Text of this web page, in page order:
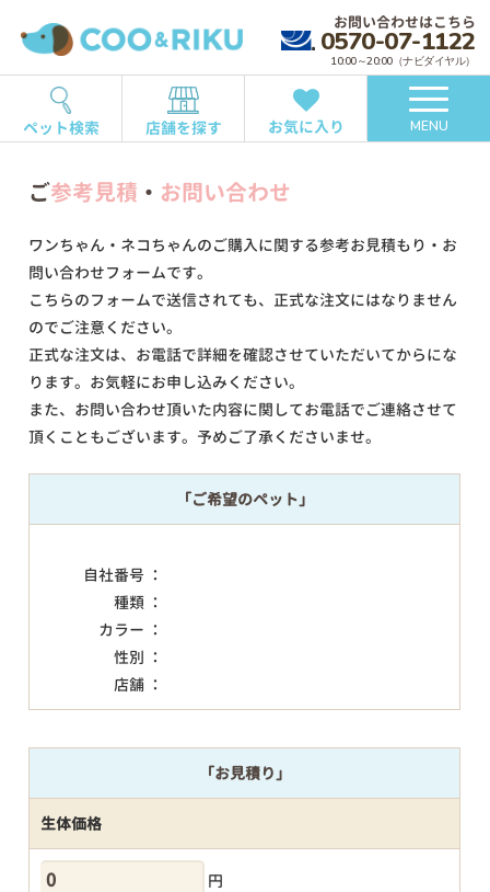
お問い合わせはこちら
0570-07-1122
10:00～20:00（ナビダイヤル）
ペット検索 店舗を探す お気に入り MENU
ご参考見積 ・ お問い合わせ
ワンちゃん・ネコちゃんのご購入に関する参考お見積もり・お
問い合わせフォームです。
こちらのフォームで送信されても、正式な注文にはなりません
のでご注意ください。
正式な注文は、お電話で詳細を確認させていただいてからにな
ります。お気軽にお申し込みください。
また、お問い合わせ頂いた内容に関してお電話でご連絡させて
頂くこともございます。予めご了承くださいませ。
「ご希望のペット」
自社番号 ：
種類 ：
カラー ：
性別 ：
店舗 ：
「お見積り」
生体価格
円